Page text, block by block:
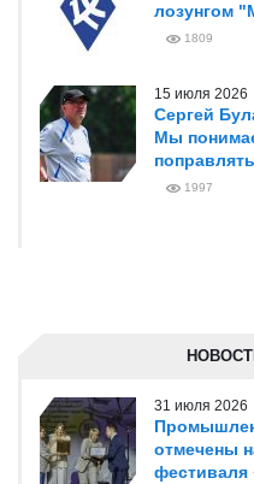
лозунгом
1809
15 июля 2026
Сергей
Мы
поправлять
1997
31 июля 2026
отмечены
фестиваля